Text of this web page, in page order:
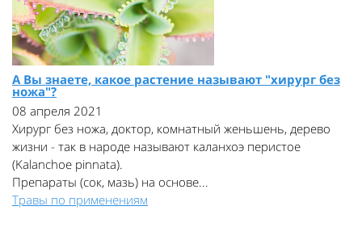
А Вы знаете, какое растение называют "хирург без
ножа"?
08 апреля 2021
Хирург без ножа, доктор, комнатный женьшень, дерево
жизни - так в народе называют каланхоэ перистое
(Kalanchoe pinnata).
Препараты (сок, мазь) на основе...
Травы по применениям